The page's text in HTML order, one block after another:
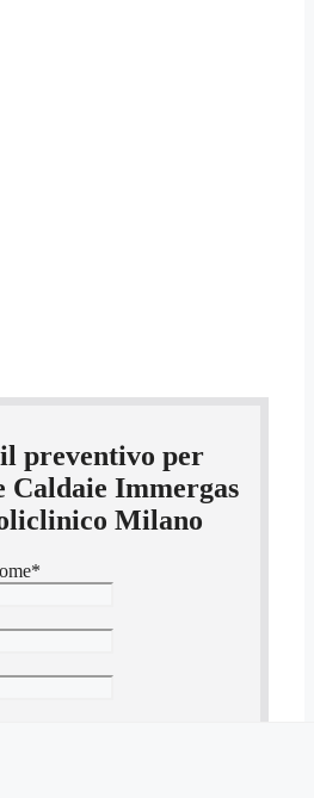
preventivo per
Caldaie Immergas
Milano
*